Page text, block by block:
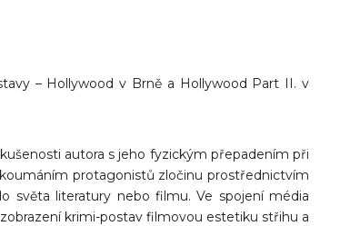
– Hollywood v Brně a Hollywood Part II. v
autora s jeho fyzickým přepadením při
protagonistů zločinu prostřednictvím
světa literatury nebo filmu. Ve spojení média
krimi-postav filmovou estetiku střihu a